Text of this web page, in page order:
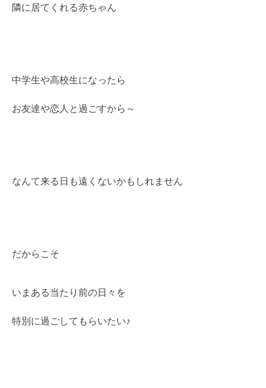
隣に居てくれる赤ちゃん
中学生や高校生になったら
お友達や恋人と過ごすから～
なんて来る日も遠くないかもしれません
だからこそ
いまある当たり前の日々を
特別に過ごしてもらいたい♪